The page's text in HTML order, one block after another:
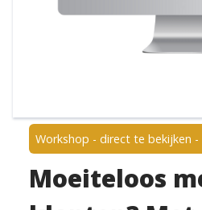
Workshop - direct te bekijken -
Moeiteloos